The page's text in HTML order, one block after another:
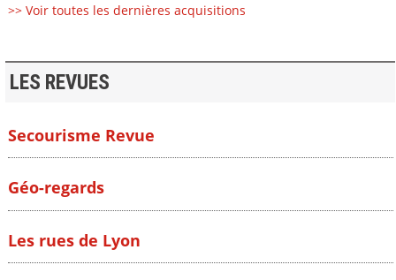
>> Voir toutes les dernières acquisitions
LES REVUES
Secourisme Revue
Géo-regards
Les rues de Lyon